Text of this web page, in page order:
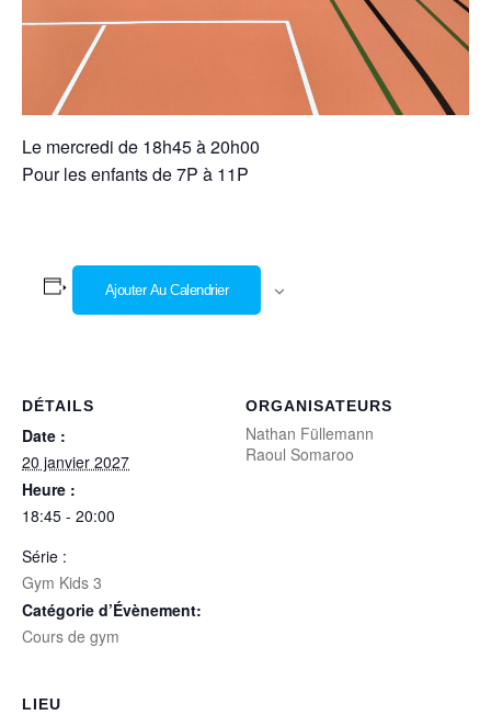
Le mercredi de 18h45 à 20h00
Pour les enfants de 7P à 11P
Ajouter Au Calendrier
DÉTAILS
Date :
20 janvier 2027
Heure :
18:45 - 20:00
Série :
Gym Kids 3
Catégorie d’Évènement:
Cours de gym
ORGANISATEURS
Nathan Füllemann
Raoul Somaroo
LIEU